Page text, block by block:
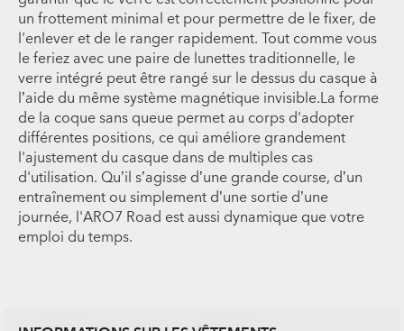
un frottement minimal et pour permettre de le fixer, de
l'enlever et de le ranger rapidement. Tout comme vous
le feriez avec une paire de lunettes traditionnelle, le
verre intégré peut être rangé sur le dessus du casque à
l’aide du même système magnétique invisible.La forme
de la coque sans queue permet au corps d'adopter
différentes positions, ce qui améliore grandement
l'ajustement du casque dans de multiples cas
d'utilisation. Qu’il s’agisse d’une grande course, d’un
entraînement ou simplement d’une sortie d’une
journée, l'ARO7 Road est aussi dynamique que votre
emploi du temps.